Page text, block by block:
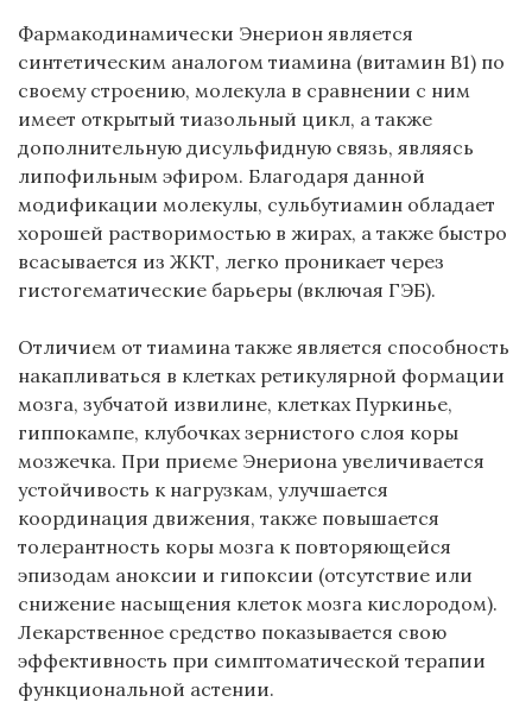
Фармакодинамически Энерион является
синтетическим аналогом тиамина (витамин В1) по
своему строению, молекула в сравнении с ним
имеет открытый тиазольный цикл, а также
дополнительную дисульфидную связь, являясь
липофильным эфиром. Благодаря данной
модификации молекулы, сульбутиамин обладает
хорошей растворимостью в жирах, а также быстро
всасывается из ЖКТ, легко проникает через
гистогематические барьеры (включая ГЭБ).
Отличием от тиамина также является способность
накапливаться в клетках ретикулярной формации
мозга, зубчатой извилине, клетках Пуркинье,
гиппокампе, клубочках зернистого слоя коры
мозжечка. При приеме Энериона увеличивается
устойчивость к нагрузкам, улучшается
координация движения, также повышается
толерантность коры мозга к повторяющейся
эпизодам аноксии и гипоксии (отсутствие или
снижение насыщения клеток мозга кислородом).
Лекарственное средство показывается свою
эффективность при симптоматической терапии
функциональной астении.